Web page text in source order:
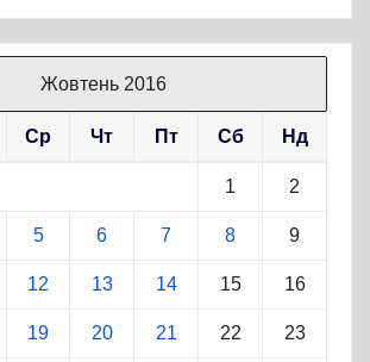
Жовтень 2016
Ср Чт Пт Сб Нд
1 2
5 6 7 8 9
12 13 14 15 16
19 20 21 22 23